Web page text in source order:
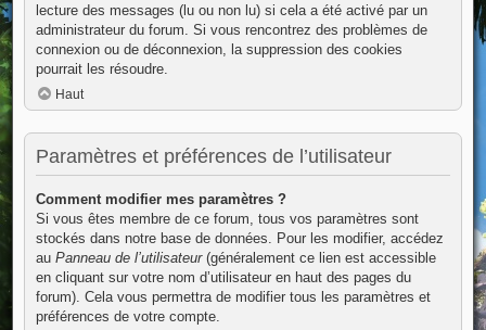
lecture des messages (lu ou non lu) si cela a été activé par un
administrateur du forum. Si vous rencontrez des problèmes de
connexion ou de déconnexion, la suppression des cookies
pourrait les résoudre.
Haut
Paramètres et préférences de l’utilisateur
Comment modifier mes paramètres ?
Si vous êtes membre de ce forum, tous vos paramètres sont
stockés dans notre base de données. Pour les modifier, accédez
au Panneau de l’utilisateur(généralement ce lien est accessible
en cliquant sur votre nom d’utilisateur en haut des pages du
forum). Cela vous permettra de modifier tous les paramètres et
préférences de votre compte.